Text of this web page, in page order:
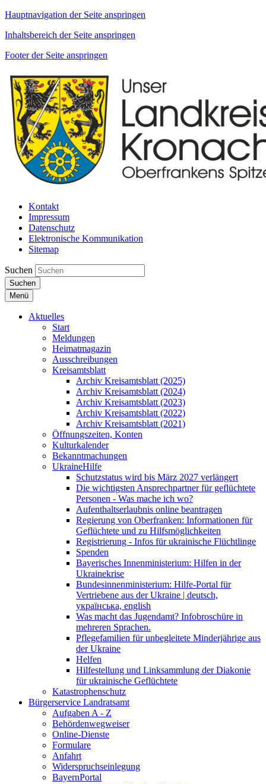
Hauptnavigation der Seite anspringen
Inhaltsbereich der Seite anspringen
Footer der Seite anspringen
Kontakt
Impressum
Datenschutz
Elektronische Kommunikation
Sitemap
Suchen
Suchen
Menü
Aktuelles
Start
Meldungen
Heimatmagazin
Ausschreibungen
Kreisamtsblatt
Archiv Kreisamtsblatt (2025)
Archiv Kreisamtsblatt (2024)
Archiv Kreisamtsblatt (2023)
Archiv Kreisamtsblatt (2022)
Archiv Kreisamtsblatt (2021)
Öffnungszeiten, Konten
Kulturkalender
Bekanntmachungen
UkraineHilfe
Schutzstatus wird bis März 2027 verlängert
Die wichtigsten Ansprechpartner für geflüchtete
Personen - Was mache ich wo?
Aufenthaltserlaubnis online beantragen
Regierung von Oberfranken: Informationen für
Geflüchtete und zu Hilfsmöglichkeiten
Registrierung - Infos für ukrainische Flüchtlinge
Spenden
Bayerisches Innenministerium: Hilfen in der
Ukrainekrise
Bundesinnenministerium: Hilfe-Portal für
Vertriebene aus der Ukraine | deutsch,
українська, english
Was macht das Jugendamt? Infobroschüre in
mehreren Sprachen.
Pflegefamilien für unbegleitete Minderjährige aus
der Ukraine
Helfen
Hilfestellung und Linksammlung der Diakonie
für ukrainische Geflüchtete
Katastrophenschutz
Bürgerservice Landratsamt
Aufgaben A - Z
Behördenwegweiser
Online-Dienste
Formulare
Anfahrt
Widerspruchseinlegung
BayernPortal